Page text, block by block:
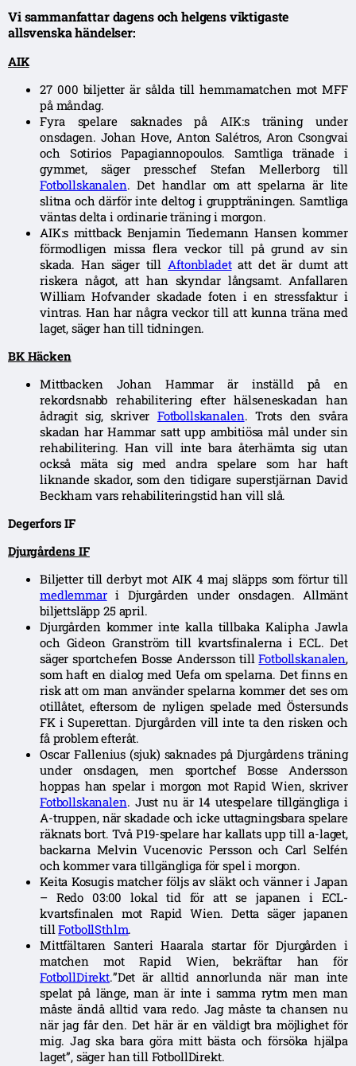
Vi sammanfattar dagens och helgens viktigaste
allsvenska händelser:
AIK
27 000 biljetter är sålda till hemmamatchen mot MFF
på måndag.
Fyra spelare saknades på AIK:s träning under
onsdagen. Johan Hove, Anton Salétros, Aron Csongvai
och Sotirios Papagiannopoulos. Samtliga tränade i
gymmet, säger presschef Stefan Mellerborg till
Fotbollskanalen. Det handlar om att spelarna är lite
slitna och därför inte deltog i gruppträningen. Samtliga
väntas delta i ordinarie träning i morgon.
AIK:s mittback Benjamin Tiedemann Hansen kommer
förmodligen missa flera veckor till på grund av sin
skada. Han säger tillAftonbladetatt det är dumt att
riskera något, att han skyndar långsamt. Anfallaren
William Hofvander skadade foten i en stressfaktur i
vintras. Han har några veckor till att kunna träna med
laget, säger han till tidningen.
BK Häcken
Mittbacken Johan Hammar är inställd på en
rekordsnabb rehabilitering efter hälseneskadan han
ådragit sig, skriver Fotbollskanalen. Trots den svåra
skadan har Hammar satt upp ambitiösa mål under sin
rehabilitering. Han vill inte bara återhämta sig utan
också mäta sig med andra spelare som har haft
liknande skador, som den tidigare superstjärnan David
Beckham vars rehabiliteringstid han vill slå.
Degerfors IF
Djurgårdens IF
Biljetter till derbyt mot AIK 4 maj släpps som förtur till
medlemmari Djurgården under onsdagen. Allmänt
biljettsläpp 25 april.
Djurgården kommer inte kalla tillbaka Kalipha Jawla
och Gideon Granström till kvartsfinalerna i ECL. Det
säger sportchefen Bosse Andersson tillFotbollskanalen,
som haft en dialog med Uefa om spelarna. Det finns en
risk att om man använder spelarna kommer det ses om
otillåtet, eftersom de nyligen spelade med Östersunds
FK i Superettan. Djurgården vill inte ta den risken och
få problem efteråt.
Oscar Fallenius (sjuk) saknades på Djurgårdens träning
under onsdagen, men sportchef Bosse Andersson
hoppas han spelar i morgon mot Rapid Wien, skriver
Fotbollskanalen. Just nu är 14 utespelare tillgängliga i
A-truppen, när skadade och icke uttagningsbara spelare
räknats bort. Två P19-spelare har kallats upp till a-laget,
backarna Melvin Vucenovic Persson och Carl Selfén
och kommer vara tillgängliga för spel i morgon.
Keita Kosugis matcher följs av släkt och vänner i Japan
– Redo 03:00 lokal tid för att se japanen i ECL-
kvartsfinalen mot Rapid Wien. Detta säger japanen
tillFotbollSthlm.
Mittfältaren Santeri Haarala startar för Djurgården i
matchen mot Rapid Wien, bekräftar han för
FotbollDirekt.”Det är alltid annorlunda när man inte
spelat på länge, man är inte i samma rytm men man
måste ändå alltid vara redo. Jag måste ta chansen nu
när jag får den. Det här är en väldigt bra möjlighet för
mig. Jag ska bara göra mitt bästa och försöka hjälpa
laget”, säger han till FotbollDirekt.